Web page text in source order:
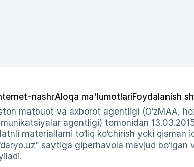
nashrAloqa ma'lumotlariFoydalanish
matbuot va axborot agentligi (O‘zMAA,
agentligi) tomonidan
materiallarni to‘liq ko‘chirish yoki
saytiga giperhavola mavjud